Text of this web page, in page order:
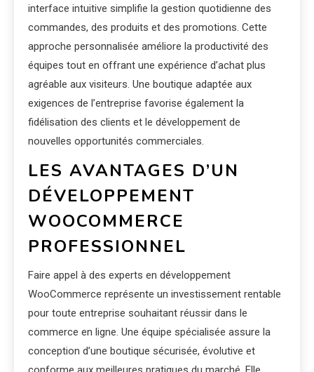
interface intuitive simplifie la gestion quotidienne des
commandes, des produits et des promotions. Cette
approche personnalisée améliore la productivité des
équipes tout en offrant une expérience d’achat plus
agréable aux visiteurs. Une boutique adaptée aux
exigences de l’entreprise favorise également la
fidélisation des clients et le développement de
nouvelles opportunités commerciales.
LES AVANTAGES D’UN
DÉVELOPPEMENT
WOOCOMMERCE
PROFESSIONNEL
Faire appel à des experts en développement
WooCommerce représente un investissement rentable
pour toute entreprise souhaitant réussir dans le
commerce en ligne. Une équipe spécialisée assure la
conception d’une boutique sécurisée, évolutive et